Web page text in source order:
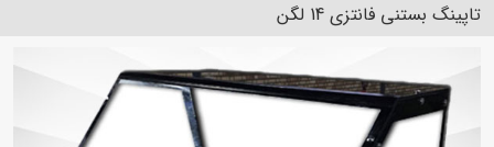
تاپینگ بستنی فانتزی 14 لگن